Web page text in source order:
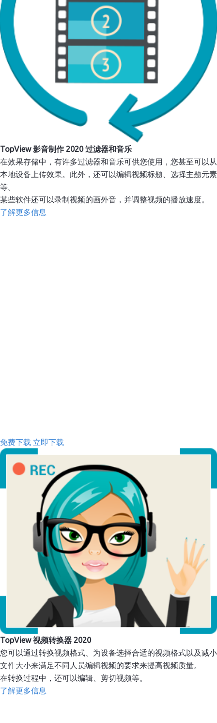
TopView 影音制作 2020 过滤器和音乐
在效果存储中，有许多过滤器和音乐可供您使用，您甚至可以从
本地设备上传效果。此外，还可以编辑视频标题、选择主题元素
等。
某些软件还可以录制视频的画外音，并调整视频的播放速度。
了解更多信息
免费下载 立即下载
TopView 视频转换器 2020
您可以通过转换视频格式、为设备选择合适的视频格式以及减小
文件大小来满足不同人员编辑视频的要求来提高视频质量。
在转换过程中，还可以编辑、剪切视频等。
了解更多信息